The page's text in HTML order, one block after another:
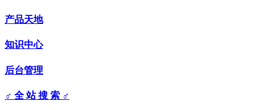
产品天地
知识中心
后台管理
♂ 全 站 搜 索 ♂